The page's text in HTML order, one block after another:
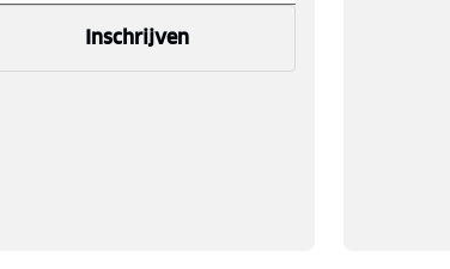
Inschrijven